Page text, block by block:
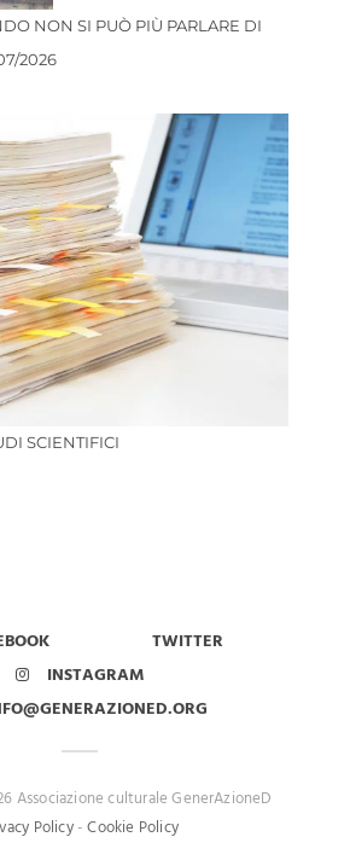
NON SI PUÒ PIÙ PARLARE DI
2026
SCIENTIFICI
TWITTER
INSTAGRAM
Associazione culturale GenerAzioneD
Policy-Cookie Policy